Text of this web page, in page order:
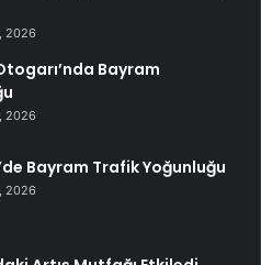
2026
Bayram
2026
Bayram Trafik Yoğunluğu
2026